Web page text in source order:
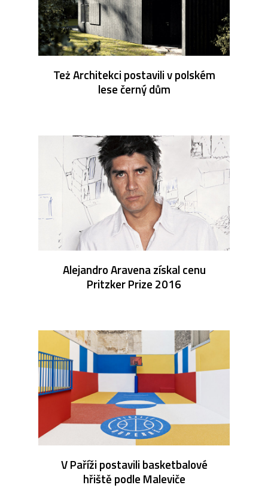
Też Architekci postavili v polském
lese černý dům
Alejandro Aravena získal cenu
Pritzker Prize 2016
V Paříži postavili basketbalové
hřiště podle Maleviče